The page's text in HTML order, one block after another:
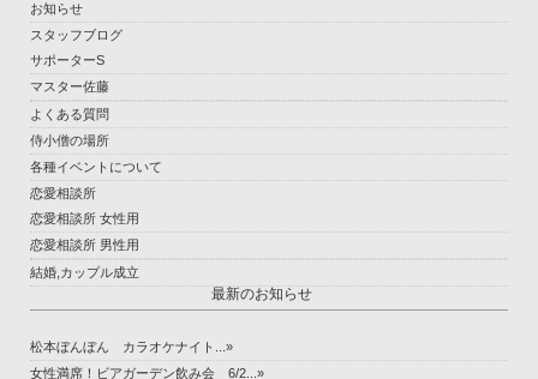
お知らせ
スタッフブログ
サポーターS
マスター佐藤
よくある質問
侍小僧の場所
各種イベントについて
恋愛相談所
恋愛相談所 女性用
恋愛相談所 男性用
結婚,カップル成立
最新のお知らせ
松本ぼんぼん カラオケナイト...»
女性満席！ビアガーデン飲み会 6/2...»